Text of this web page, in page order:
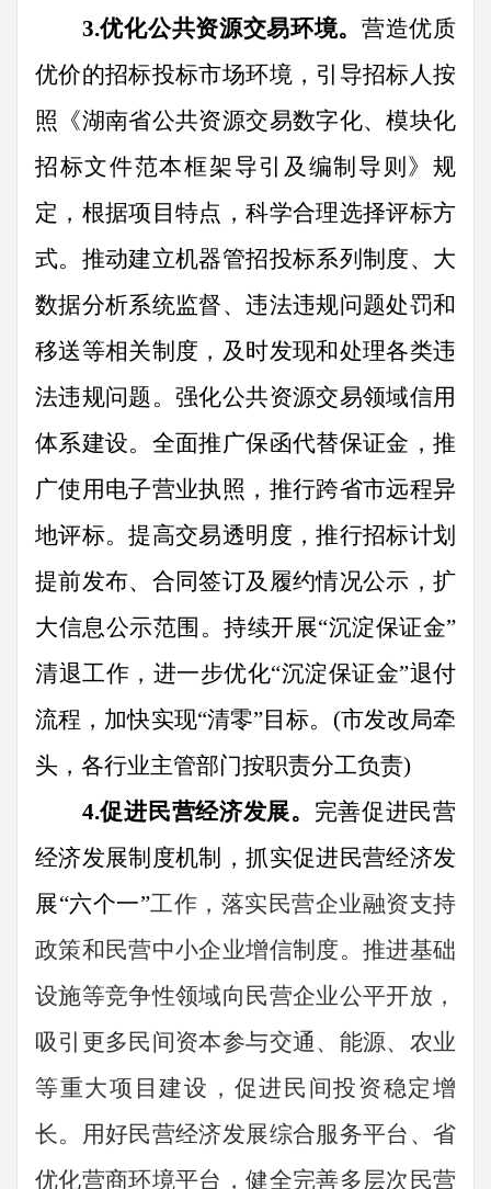
3.优化公共资源交易环境。 营造优质
优价的招标投标市场环境，引导招标人按
照《湖南省公共资源交易数字化、模块化
招标文件范本框架导引及编制导则》规
定，根据项目特点，科学合理选择评标方
式。推动建立机器管招投标系列制度、大
数据分析系统监督、违法违规问题处罚和
移送等相关制度，及时发现和处理各类违
法违规问题。强化公共资源交易领域信用
体系建设。全面推广保函代替保证金，推
广使用电子营业执照，推行跨省市远程异
地评标。提高交易透明度，推行招标计划
提前发布、合同签订及履约情况公示，扩
大信息公示范围。持续开展“沉淀保证金”
清退工作，进一步优化“沉淀保证金”退付
流程，加快实现“清零”目标。 (市发改局牵
头，各行业主管部门按职责分工负责)
4.促进民营经济发展。 完善促进民营
经济发展制度机制，抓实促进民营经济发
展“六个一”工作，落实民营企业融资支持
政策和民营中小企业增信制度。推进基础
设施等竞争性领域向民营企业公平开放，
吸引更多民间资本参与交通、能源、农业
等重大项目建设，促进民间投资稳定增
长。用好民营经济发展综合服务平台、 省
优化营商环境平台，健全完善多层次民营